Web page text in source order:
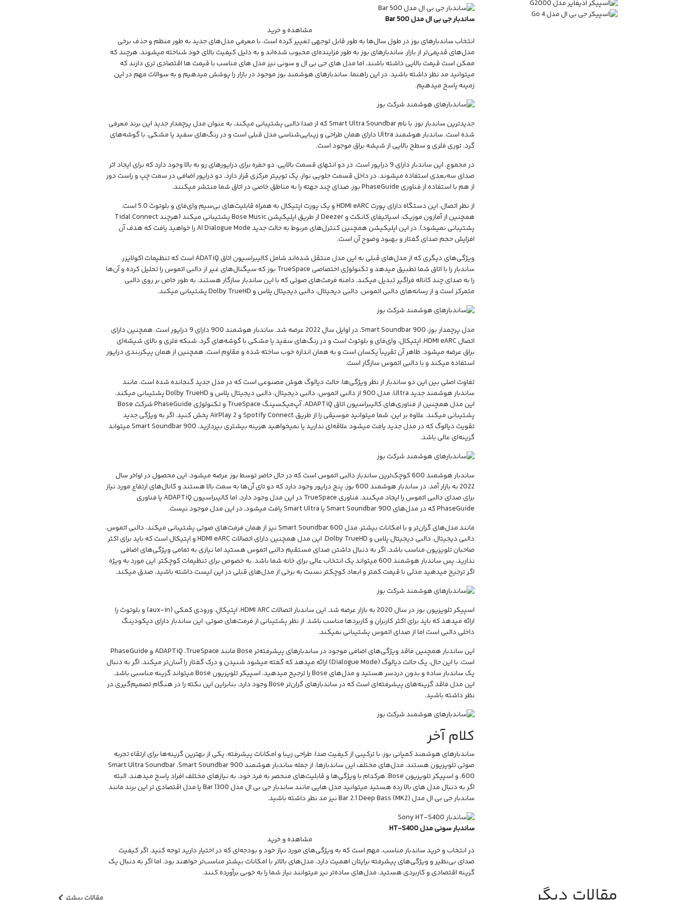
ساندبار جی بی ال مدل Bar 500
مشاهده و خرید
انتخاب ساندبارهای بوز در طول سال‌ها به طور قابل توجهی تغییر کرده است، با معرفی مدل‌های جدید به طور منظم و حذف برخی
مدل‌های قدیمی‌تر از بازار. ساندبارهای بوز به طور فزاینده‌ای محبوب شده‌اند و به دلیل کیفیت بالای خود شناخته میشوند، هرچند که
ممکن است قیمت بالایی داشته باشند. اما مدل های جی بی ال و سونی نیز مدل های مناسب با قیمت ها اقتصادی تری دارند که
میتوانید مد نظر داشته باشید. در این راهنما، ساندبارهای هوشمند بوز موجود در بازار را پوشش میدهیم و به سوالات مهم در این
زمینه پاسخ میدهیم.
جدیدترین ساندبار بوز، با نام Smart Ultra Soundbar که از صدا دالبیپشتیبانی میکند، به عنوان مدل پرچمدار جدید این برند معرفی
شده است. ساندبار هوشمند Ultra دارای همان طراحی و زیبایی‌شناسی مدل قبلی است و در رنگ‌های سفید یا مشکی، با گوشه‌های
گرد، توری فلزی و سطح بالایی از شیشه براق موجود است.
در مجموع، این ساندبار دارای 9 درایور است. در دو انتهای قسمت بالایی، دو حفره برای درایورهای رو به بالا وجود دارد که برای ایجاد اثر
صدای سه‌بعدی استفاده میشوند. در داخل قسمت جلویی نوار، یک توییتر مرکزی قرار دارد. دو درایور اضافی در سمت چپ و راست دور
از هم با استفاده از فناوری PhaseGuide بوز، صدای چند جهته را به مناطق خاصی در اتاق شما منتشر میکنند.
از نظر اتصال، این دستگاه دارای پورت HDMI eARC و یک پورت اپتیکال به همراه قابلیت‌های بی‌سیم وای‌فای و بلوتوث 5.0 است.
همچنین از آمازون موزیک، اسپاتیفای کانکت و Deezer از طریق اپلیکیشن Bose Music پشتیبانی میکند (هرچند Tidal Connect
پشتیبانی نمیشود). در این اپلیکیشن همچنین کنترل‌های مربوط به حالت جدید AI Dialogue Mode را خواهید یافت که هدف آن
افزایش حجم صدای گفتار و بهبود وضوح آن است.
ویژگی‌های دیگری که از مدل‌های قبلی به این مدل منتقل شده‌اند شامل کالیبراسیون اتاق ADATiQ است که تنظیمات اکولایزر
ساندبار را با اتاق شما تطبیق میدهد و تکنولوژی اختصاصی TrueSpace بوز که سیگنال‌های غیر از دالبی اتموس را تحلیل کرده و آن‌ها
را به صدای چند کاناله فراگیر تبدیل میکند. دامنه فرمت‌های صوتی که با این ساندبار سازگار هستند، به طور خاص بر روی دالبی
متمرکز است و از رسانه‌های دالبی اتموس، دالبی دیجیتال، دالبی دیجیتال پلاس و Dolby TrueHD پشتیبانی میکند.
مدل پرچمدار بوز، Smart Soundbar 900، در اوایل سال 2022 عرضه شد. ساندبار هوشمند 900 دارای 9 درایور است. همچنین دارای
اتصال HDMI eARC، اپتیکال، وای‌فای و بلوتوث است و در رنگ‌های سفید یا مشکی با گوشه‌های گرد، شبکه فلزی و بالای شیشه‌ای
براق عرضه میشود. ظاهر آن تقریباً یکسان است و به همان اندازه خوب ساخته شده و مقاوم است. همچنین از همان پیکربندی درایور
استفاده میکند و با دالبی اتموس سازگار است.
تفاوت اصلی بین این دو ساندبار از نظر ویژگی‌ها، حالت دیالوگ هوش مصنوعی است که در مدل جدید گنجانده شده است. مانند
ساندبار هوشمند جدید Ultra، مدل 900 از دالبی اتموس، دالبی دیجیتال، دالبی دیجیتال پلاس و Dolby TrueHD پشتیبانی میکند.
این مدل همچنین از فناوری‌های کالیبراسیون اتاق ADAPTiQ، آپ‌میکسینگ TrueSpace و تکنولوژی PhaseGuide شرکت Bose
پشتیبانی میکند. علاوه بر این، شما میتوانید موسیقی را از طریق Spotify Connect و AirPlay 2 پخش کنید. اگر به ویژگی جدید
تقویت دیالوگ که در مدل جدید یافت میشود علاقه‌ای ندارید یا نمیخواهید هزینه بیشتری بپردازید، Smart Soundbar 900 میتواند
گزینه‌ای عالی باشد.
ساندبار هوشمند 600 کوچک‌ترین ساندبار دالبی اتموس است که در حال حاضر توسط بوز عرضه میشود. این محصول در اواخر سال
2022 به بازار آمد. در ساندبار هوشمند 600 بوز، پنج درایور وجود دارد که دو تای آن‌ها به سمت بالا هستند و کانال‌های ارتفاع مورد نیاز
برای صدای دالبی اتموس را ایجاد میکنند. فناوری TrueSpace در این مدل وجود دارد، اما کالیبراسیون ADAPTiQ یا فناوری
PhaseGuide که در مدل‌های Smart Soundbar 900 یا Smart Ultra یافت میشود، در این مدل موجود نیست.
مانند مدل‌های گران‌تر و با امکانات بیشتر، مدل Smart Soundbar 600 نیز از همان فرمت‌های صوتی پشتیبانی میکند، دالبی اتموس،
دالبی دیجیتال، دالبی دیجیتال پلاس و Dolby TrueHD. این مدل همچنین دارای اتصالات HDMI eARC و اپتیکال است که باید برای اکثر
صاحبان تلویزیون مناسب باشد. اگر به دنبال داشتن صدای مستقیم دالبی اتموس هستید اما نیازی به تمامی ویژگی‌های اضافی
ندارید، پس ساندبار هوشمند 600 میتواند یک انتخاب عالی برای خانه شما باشد، به خصوص برای تنظیمات کوچکتر. این مورد به ویژه
اگر ترجیح میدهید مدلی با قیمت کمتر و ابعاد کوچکتر نسبت به برخی از مدل‌های قبلی در این لیست داشته باشید، صدق میکند.
اسپیکر تلویزیون بوز در سال 2020 به بازار عرضه شد. این ساندبار اتصالات HDMI ARC، اپتیکال، ورودی کمکی (aux-in) و بلوتوث را
ارائه میدهد که باید برای اکثر کاربران و کاربردها مناسب باشد. از نظر پشتیبانی از فرمت‌های صوتی، این ساندبار دارای دیکودینگ
داخلی دالبی است اما از صدای اتموس پشتیبانی نمیکند.
این ساندبار همچنین فاقد ویژگی‌های اضافی موجود در ساندبارهای پیشرفته‌تر Bose مانند ADAPTiQ ،TrueSpace و PhaseGuide
است. با این حال، یک حالت دیالوگ (Dialogue Mode) ارائه میدهد که گفته میشود شنیدن و درک گفتار را آسان‌تر میکند. اگر به دنبال
یک ساندبار ساده و بدون دردسر هستید و مدل‌های Bose را ترجیح میدهید، اسپیکر تلویزیون Bose میتواند گزینه مناسبی باشد.
این مدل فاقد گزینه‌های پیشرفته‌ای است که در ساندبارهای گران‌تر Bose وجود دارد، بنابراین این نکته را در هنگام تصمیم‌گیری در
نظر داشته باشید.
کلام آخر
ساندبارهای هوشمند کمپانی بوز، با ترکیبی از کیفیت صدا، طراحی زیبا و امکانات پیشرفته، یکی از بهترین گزینه‌ها برای ارتقاء تجربه
صوتی تلویزیون هستند. مدل‌های مختلف این ساندبارها، از جمله ساندبار هوشمند Smart Ultra Soundbar ،Smart Soundbar 900
،600 و اسپیکر تلویزیون Bose، هرکدام با ویژگی‌ها و قابلیت‌های منحصر به فرد خود، به نیازهای مختلف افراد پاسخ میدهند. البته
اگر به دنبال مدل های بالا رده هستید میتوانید مدل هایی مانندساندبار جی بی ال مدل Bar 1300
یا مدل اقتصادی تر این برند مانند
ساندبار جی بی ال مدل Bar 2.1 Deep Bass (MK2)
نیز مد نظر داشته باشید.
ساندبار سونی مدل HT-S400
مشاهده و خرید
در انتخاب و خرید ساندبار مناسب، مهم است که به ویژگی‌های مورد نیاز خود و بودجه‌ای که در اختیار دارید توجه کنید. اگر کیفیت
صدای بی‌نظیر و ویژگی‌های پیشرفته برایتان اهمیت دارد، مدل‌های بالاتر با امکانات بیشتر مناسب‌تر خواهند بود. اما اگر به دنبال یک
گزینه اقتصادی و کاربردی هستید، مدل‌های ساده‌تر نیز میتوانند نیاز شما را به خوبی برآورده کنند.